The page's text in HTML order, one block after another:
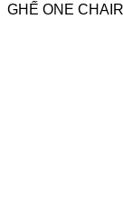
GHẾ ONE